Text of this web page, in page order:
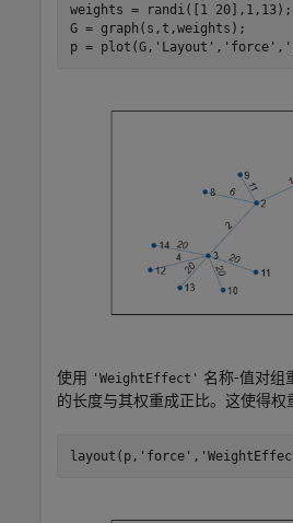
weights = randi([1 20],1,13);
G = graph(s,t,weights);
p = plot(G, 'Layout' , 'force' ,
使用 'WeightEffect' 名称-值对组
的长度与其权重成正比。这使得权
layout(p, 'force' ,